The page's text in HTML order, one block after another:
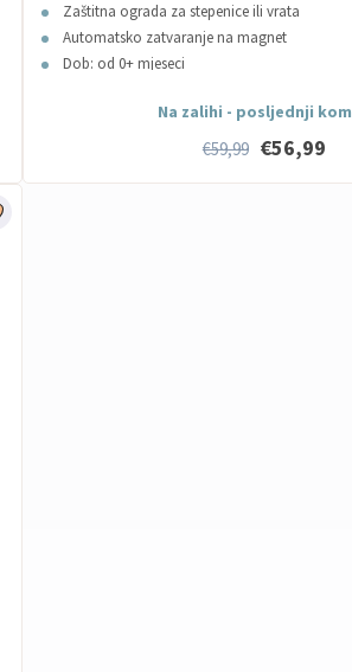
Zaštitna ograda za stepenice ili vrata
Automatsko zatvaranje na magnet
Dob: od 0+ mjeseci
Na zalihi - posljednji
€59,99 €56,99